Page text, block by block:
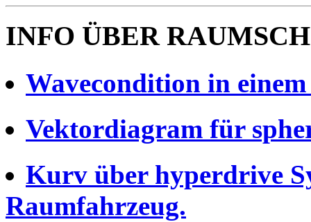
INFO ÜBER
Wavecondition in
Vektordiagram für
Kurv über hyperdrive
Raumfahrzeug.